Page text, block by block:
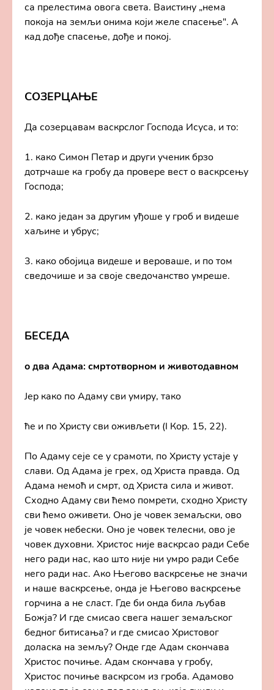
са прелестима овога света. Ваистину „нема
покоја на земљи онима који желе спасење". А
кад дође спасење, дође и покој.
СОЗЕРЦАЊЕ
Да созерцавам васкрслог Господа Исуса, и то:
1. како Симон Петар и други ученик брзо
дотрчаше ка гробу да провере вест о васкрсењу
Господа;
2. како један за другим уђоше у гроб и видеше
хаљине и убрус;
3. како обојица видеше и вероваше, и по том
сведочише и за своје сведочанство умреше.
БЕСЕДА
о два Адама: смртотворном и животодавном
Јер како по Адаму сви умиру, тако
ће и по Христу сви оживљети (I Кор. 15, 22).
По Адаму сеје се у срамоти, по Христу устаје у
слави. Од Адама је грех, од Христа правда. Од
Адама немоћ и смрт, од Христа сила и живот.
Сходно Адаму сви ћемо помрети, сходно Христу
сви ћемо оживети. Оно је човек земаљски, ово
је човек небески. Оно је човек телесни, ово је
човек духовни. Христос није васкрсао ради Себе
него ради нас, као што није ни умро ради Себе
него ради нас. Ако Његово васкрсење не значи
и наше васкрсење, онда је Његово васкрсење
горчина а не сласт. Где би онда била љубав
Божја? И где смисао свега нашег земаљског
бедног битисања? и где смисао Христовог
доласка на земљу? Онде где Адам скончава
Христос почиње. Адам скончава у гробу,
Христос почиње васкрсом из гроба. Адамово